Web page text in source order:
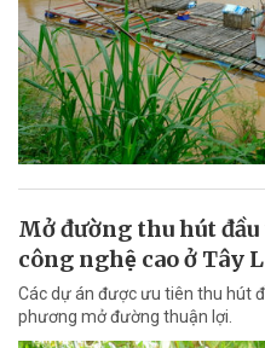
Mở đường thu hút
công nghệ cao ở Tây
Các dự án được ưu tiên thu hút
phương mở đường thuận lợi.